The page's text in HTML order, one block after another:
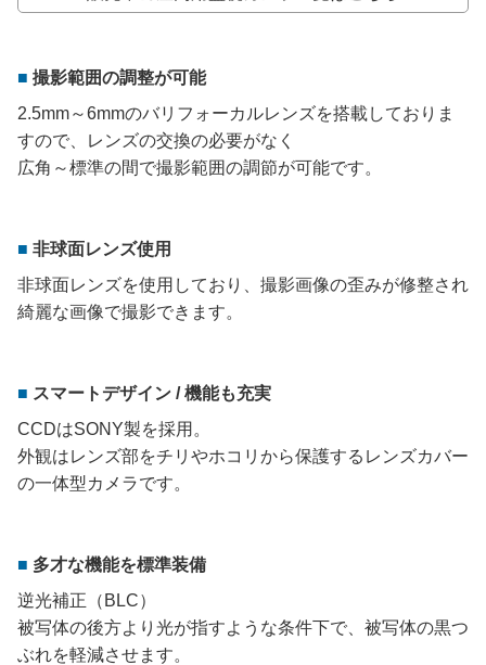
撮影範囲の調整が可能
2.5mm～6mmのバリフォーカルレンズを搭載しておりま
すので、レンズの交換の必要がなく
広角～標準の間で撮影範囲の調節が可能です。
非球面レンズ使用
非球面レンズを使用しており、撮影画像の歪みが修整され
綺麗な画像で撮影できます。
スマートデザイン / 機能も充実
CCDはSONY製を採用。
外観はレンズ部をチリやホコリから保護するレンズカバー
の一体型カメラです。
多才な機能を標準装備
逆光補正（BLC）
被写体の後方より光が指すような条件下で、被写体の黒つ
ぶれを軽減させます。